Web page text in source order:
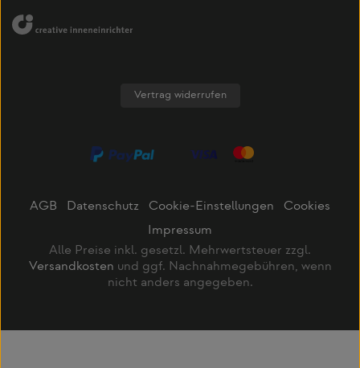
Vertrag widerrufen
AGB Datenschutz Cookie-Einstellungen
Cookies
Impressum
Alle Preise inkl. gesetzl. Mehrwertsteuer zzgl.
Versandkosten und ggf. Nachnahmegebühren, wenn
nicht anders angegeben.